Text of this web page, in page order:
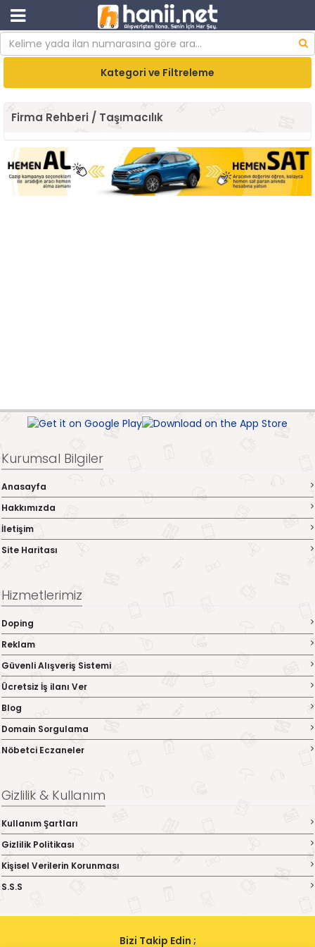
Kategori ve Filtreleme
Firma Rehberi / Taşımacılık
Kurumsal Bilgiler
Anasayfa
Hakkımızda
İletişim
Site Haritası
Hizmetlerimiz
Doping
Reklam
Güvenli Alışveriş Sistemi
Ücretsiz İş ilanı Ver
Blog
Domain Sorgulama
Nöbetci Eczaneler
Gizlilik & Kullanım
Kullanım Şartları
Gizlilik Politikası
Kişisel Verilerin Korunması
S.S.S
Bizi Takip Edin ;